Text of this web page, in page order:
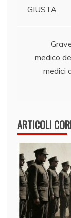
articoli
GIUSTA
medico
medici
ARTICOLI